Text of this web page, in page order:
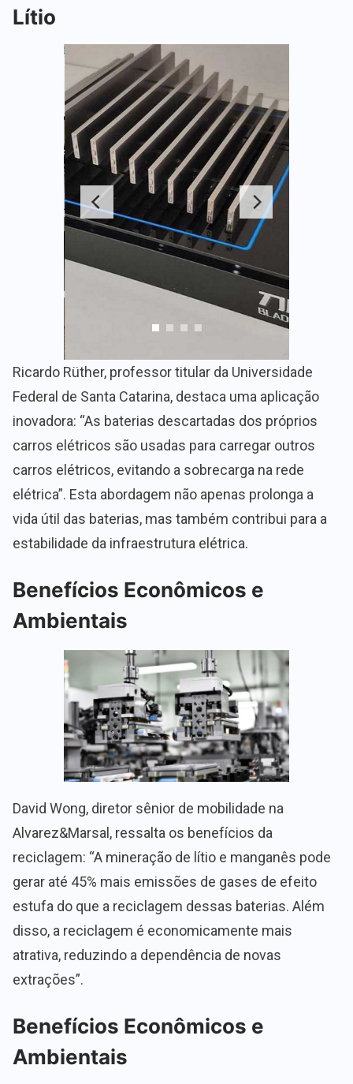
Lítio
Ricardo Rüther, professor titular da Universidade
Federal de Santa Catarina, destaca uma aplicação
inovadora: “As baterias descartadas dos próprios
carros elétricos são usadas para carregar outros
carros elétricos, evitando a sobrecarga na rede
elétrica”. Esta abordagem não apenas prolonga a
vida útil das baterias, mas também contribui para a
estabilidade da infraestrutura elétrica.
Benefícios Econômicos e
Ambientais
David Wong, diretor sênior de mobilidade na
Alvarez&Marsal, ressalta os benefícios da
reciclagem: “A mineração de lítio e manganês pode
gerar até 45% mais emissões de gases de efeito
estufa do que a reciclagem dessas baterias. Além
disso, a reciclagem é economicamente mais
atrativa, reduzindo a dependência de novas
extrações”.
Benefícios Econômicos e
Ambientais